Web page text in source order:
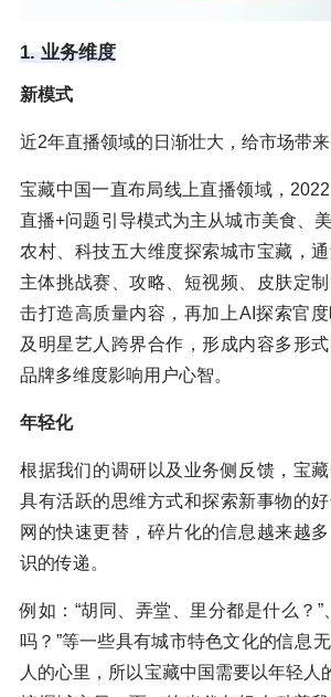
1. 业务维度
新模式
近2年直播领域的日渐壮大，给市场带来
宝藏中国一直布局线上直播领域，
直播+问题引导模式为主从城市美食、
农村、科技五大维度探索城市宝藏，通
主体挑战赛、攻略、短视频、皮肤定
击打造高质量内容，再加上AI探索官
及明星艺人跨界合作，形成内容多形
品牌多维度影响用户心智。
年轻化
根据我们的调研以及业务侧反馈，宝
具有活跃的思维方式和探索新事物的
网的快速更替，碎片化的信息越来越
识的传递。
例如：“胡同、弄堂、里分都是什么？”
吗？”等一些具有城市特色文化的信息
人的心里，所以宝藏中国需要以年轻人